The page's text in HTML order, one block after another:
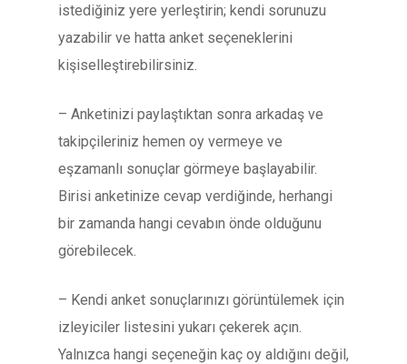
istediğiniz yere yerleştirin; kendi sorunuzu
yazabilir ve hatta anket seçeneklerini
kişiselleştirebilirsiniz.
– Anketinizi paylaştıktan sonra arkadaş ve
takipçileriniz hemen oy vermeye ve
eşzamanlı sonuçlar görmeye başlayabilir.
Birisi anketinize cevap verdiğinde, herhangi
bir zamanda hangi cevabın önde olduğunu
görebilecek.
– Kendi anket sonuçlarınızı görüntülemek için
izleyiciler listesini yukarı çekerek açın.
Yalnızca hangi seçeneğin kaç oy aldığını değil,